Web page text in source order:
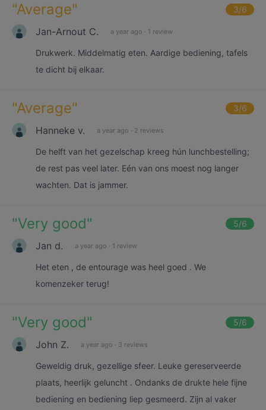
"Average" 3/6
Jan-Arnout C. a year ago · 1 review
Drukwerk. Middelmatig eten. Aardige bediening, tafels
te dicht bij elkaar.
"Average" 3/6
Hanneke v. a year ago · 2 reviews
De helft van het gezelschap kreeg hún lunchbestelling;
de rest pas veel later. Eén van ons moest nog langer
wachten. Dat is jammer.
"Very good" 5/6
Jan d. a year ago · 1 review
Het eten , de entourage was heel goed . We
komenzeker terug!
"Very good" 5/6
John Z. a year ago · 3 reviews
Geweldig druk, gezellige sfeer. Leuke gereserveerde
plaats, heerlijk geluncht . Ondanks de drukte hele fijne
bediening en bediening liep gesmeerd. Zijn al vaker